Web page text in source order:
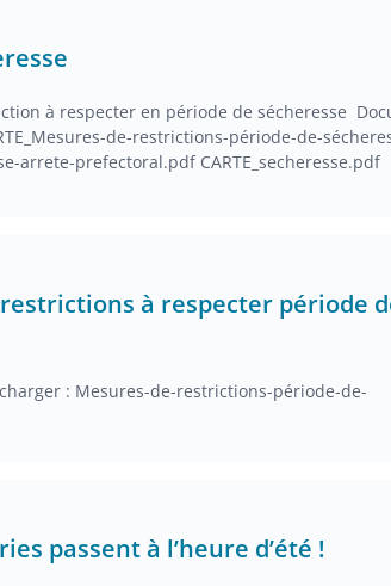
à respecter en période de sécheresse
de-restrictions-période-de-
arrete-prefectoral.pdf CARTE_secheresse.pdf
à respecter période
: Mesures-de-restrictions-période-de-
passent à l’heure d’été !